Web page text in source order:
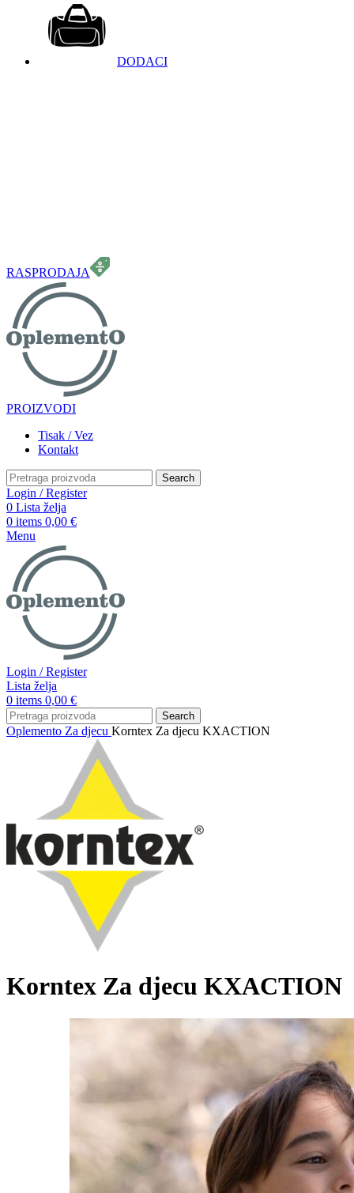
DODACI
RASPRODAJA
PROIZVODI
Tisak / Vez
Kontakt
Search
Login / Register
0 Lista želja
0 items 0,00 €
Menu
Login / Register
Lista želja
0 items 0,00 €
Search
Oplemento Za djecu Korntex Za djecu KXACTION
Korntex Za djecu KXACTION